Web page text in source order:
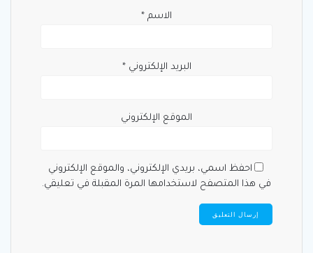
الاسم *
البريد الإلكتروني*
الموقع الإلكتروني
احفظ اسمي، بريدي الإلكتروني، والموقع الإلكتروني
في هذا المتصفح لاستخدامها المرة المقبلة في تعليقي.